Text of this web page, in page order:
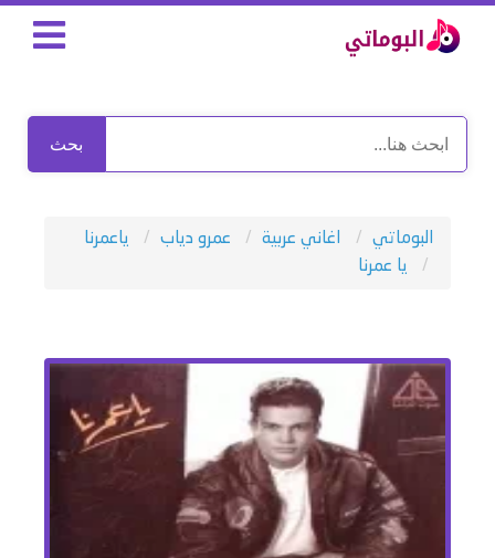
بحث
البوماتي اغاني عربية عمرو دياب
ياعمرنا
يا عمرنا